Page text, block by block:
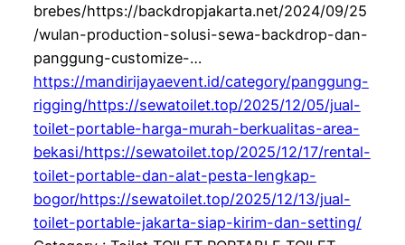
brebes/https://backdropjakarta.net/2024/09/25
/wulan-production-solusi-sewa-backdrop-dan-
panggung-customize-…
https://mandirijayaevent.id/category/panggung-
rigging/https://sewatoilet.top/2025/12/05/jual-
toilet-portable-harga-murah-berkualitas-area-
bekasi/https://sewatoilet.top/2025/12/17/rental-
toilet-portable-dan-alat-pesta-lengkap-
bogor/https://sewatoilet.top/2025/12/13/jual-
toilet-portable-jakarta-siap-kirim-dan-setting/